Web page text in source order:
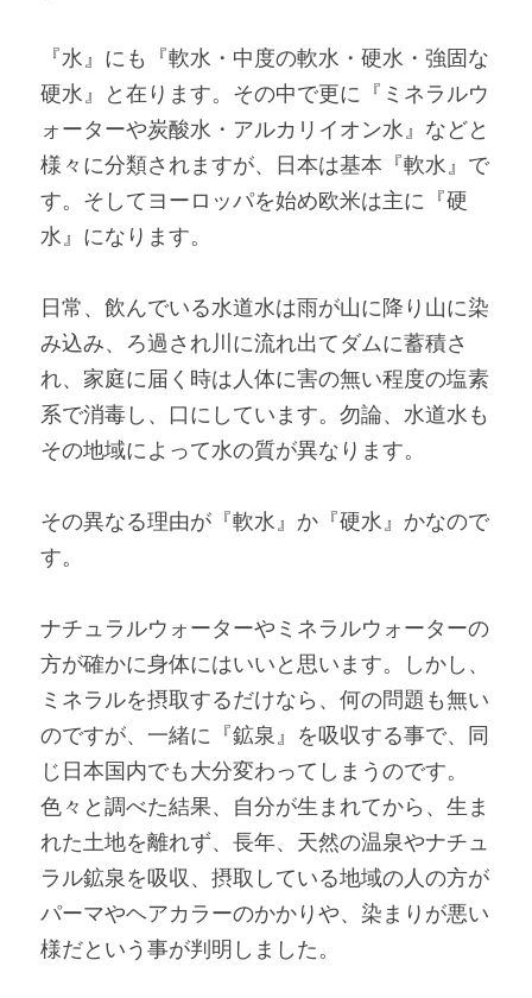
『水』にも『軟水・中度の軟水・硬水・強固な
硬水』と在ります。その中で更に『ミネラルウ
ォーターや炭酸水・アルカリイオン水』などと
様々に分類されますが、日本は基本『軟水』で
す。そしてヨーロッパを始め欧米は主に『硬
水』になります。
日常、飲んでいる水道水は雨が山に降り山に染
み込み、ろ過され川に流れ出てダムに蓄積さ
れ、家庭に届く時は人体に害の無い程度の塩素
系で消毒し、口にしています。勿論、水道水も
その地域によって水の質が異なります。
その異なる理由が『軟水』か『硬水』かなので
す。
ナチュラルウォーターやミネラルウォーターの
方が確かに身体にはいいと思います。しかし、
ミネラルを摂取するだけなら、何の問題も無い
のですが、一緒に『鉱泉』を吸収する事で、同
じ日本国内でも大分変わってしまうのです。
色々と調べた結果、自分が生まれてから、生ま
れた土地を離れず、長年、天然の温泉やナチュ
ラル鉱泉を吸収、摂取している地域の人の方が
パーマやヘアカラーのかかりや、染まりが悪い
様だという事が判明しました。